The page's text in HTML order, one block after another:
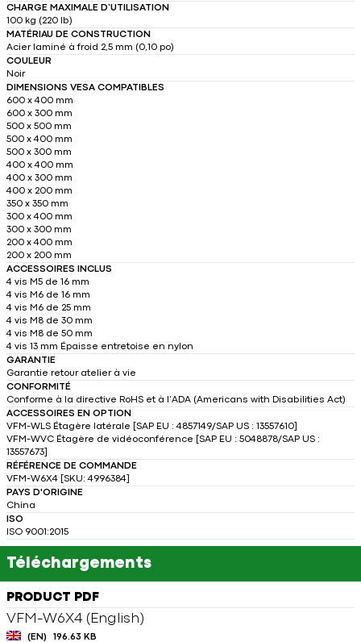
CHARGE MAXIMALE D’UTILISATION
100 kg (220 lb)
MATÉRIAU DE CONSTRUCTION
Acier laminé à froid 2,5 mm (0,10 po)
COULEUR
Noir
DIMENSIONS VESA COMPATIBLES
600 x 400 mm
600 x 300 mm
500 x 500 mm
500 x 400 mm
500 x 300 mm
400 x 400 mm
400 x 300 mm
400 x 200 mm
350 x 350 mm
300 x 400 mm
300 x 300 mm
200 x 400 mm
200 x 200 mm
ACCESSOIRES INCLUS
4 vis M5 de 16 mm
4 vis M6 de 16 mm
4 vis M6 de 25 mm
4 vis M8 de 30 mm
4 vis M8 de 50 mm
4 vis 13 mm Épaisse entretoise en nylon
GARANTIE
Garantie retour atelier à vie
CONFORMITÉ
Conforme à la directive RoHS et à l’ADA (Americans with Disabilities Act)
ACCESSOIRES EN OPTION
VFM-WLS Étagère latérale [SAP EU : 4857149/SAP US : 13557610]
VFM-WVC Étagère de vidéoconférence [SAP EU : 5048878/SAP US :
13557673]
RÉFÉRENCE DE COMMANDE
VFM-W6X4 [SKU: 4996384]
PAYS D'ORIGINE
China
ISO
ISO 9001:2015
Téléchargements
PRODUCT PDF
VFM-W6X4 (English)
(EN) 196.63 KB